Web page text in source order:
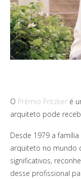
O Prêmio Pritzker é
arquiteto pode
Desde 1979 a
arquiteto no mundo
significativos,
desse profissional